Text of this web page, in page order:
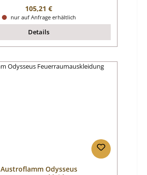
Regulärer Preis:
105,21 €
nur auf Anfrage erhältlich
Details
Austroflamm Odysseus